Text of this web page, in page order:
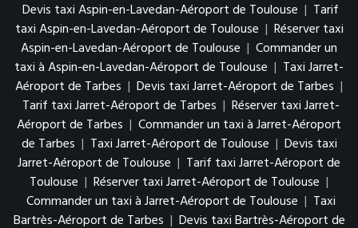
Devis taxi Aspin-en-Lavedan-Aéroport de Toulouse | Tarif
taxi Aspin-en-Lavedan-Aéroport de Toulouse | Réserver taxi
Aspin-en-Lavedan-Aéroport de Toulouse | Commander un
taxi à Aspin-en-Lavedan-Aéroport de Toulouse | Taxi Jarret-
Aéroport de Tarbes | Devis taxi Jarret-Aéroport de Tarbes |
Tarif taxi Jarret-Aéroport de Tarbes | Réserver taxi Jarret-
Aéroport de Tarbes | Commander un taxi à Jarret-Aéroport
de Tarbes | Taxi Jarret-Aéroport de Toulouse | Devis taxi
Jarret-Aéroport de Toulouse | Tarif taxi Jarret-Aéroport de
Toulouse | Réserver taxi Jarret-Aéroport de Toulouse |
Commander un taxi à Jarret-Aéroport de Toulouse | Taxi
Bartrès-Aéroport de Tarbes | Devis taxi Bartrès-Aéroport de